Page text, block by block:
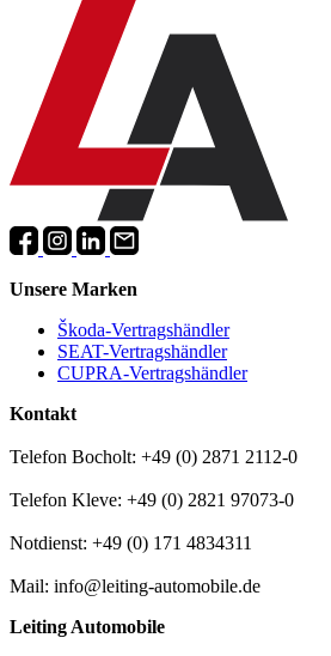
Unsere Marken
Škoda-Vertragshändler
SEAT-Vertragshändler
CUPRA-Vertragshändler
Kontakt
Telefon Bocholt: +49 (0) 2871 2112-0
Telefon Kleve: +49 (0) 2821 97073-0
Notdienst: +49 (0) 171 4834311
Mail: info@leiting-automobile.de
Leiting Automobile